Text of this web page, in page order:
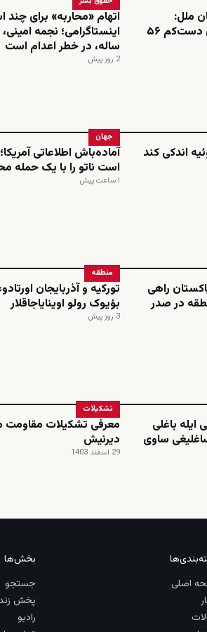
ملل:
جمهوری اسلامی از ماه مارس دست‌کم ۵۶
اتهام «محاربه» برای چند
ساله، در خطر اعدام است
2 روز پیش
اندکی کند
جهان
آماده‌باش اطلاعاتی
است ناتو را با یک حمله
۱ ساعت پیش
راهی
در صدر
منطقه
تورکیه و آذربایجان
بؤیوک رولو اوینایاجاقلار
3 روز پیش
ایله باغلی
ساوی
تشکیلات
معرفی تشکیلات مقاومت
دیرنیش
29 اسفند 1403
اصلی
بخش‌ها
جستجو
پخش
رادیو